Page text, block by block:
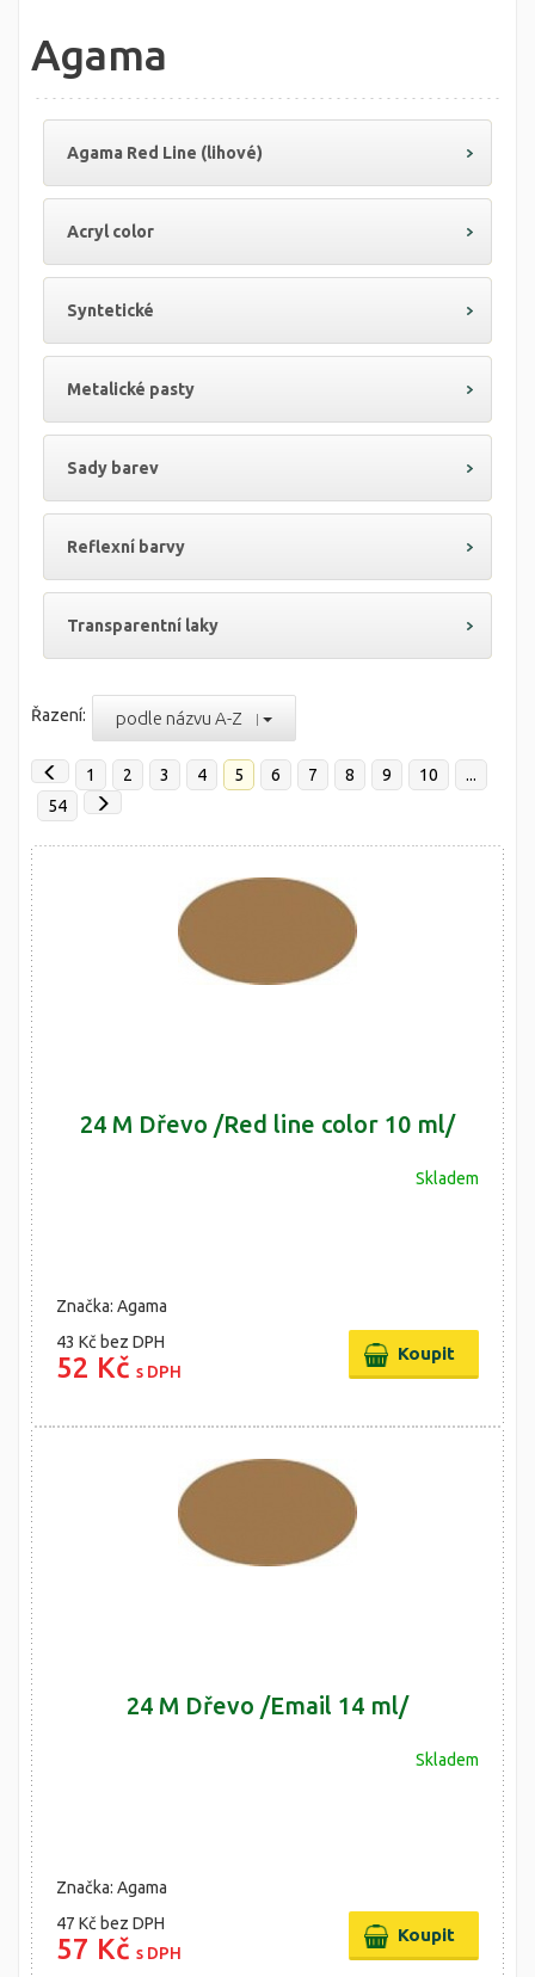
Agama
Agama Red Line (lihové)
Acryl color
Syntetické
Metalické pasty
Sady barev
Reflexní barvy
Transparentní laky
Řazení: podle názvu A-Z
1 2 3 4 5 6 7 8 9 10
...
54
24 M Dřevo /Red line color 10 ml/
Skladem
Značka: Agama
43 Kč bez DPH
52 Kč s DPH
24 M Dřevo /Email 14 ml/
Skladem
Značka: Agama
47 Kč bez DPH
57 Kč s DPH